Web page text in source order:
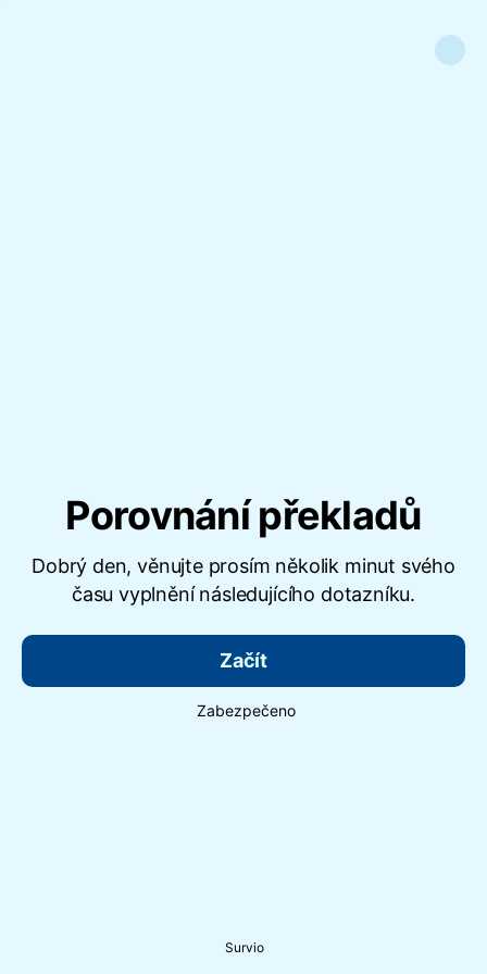
Porovnání překladů
Dobrý den, věnujte prosím několik minut svého
času vyplnění následujícího dotazníku.
Začít
Zabezpečeno
Survio